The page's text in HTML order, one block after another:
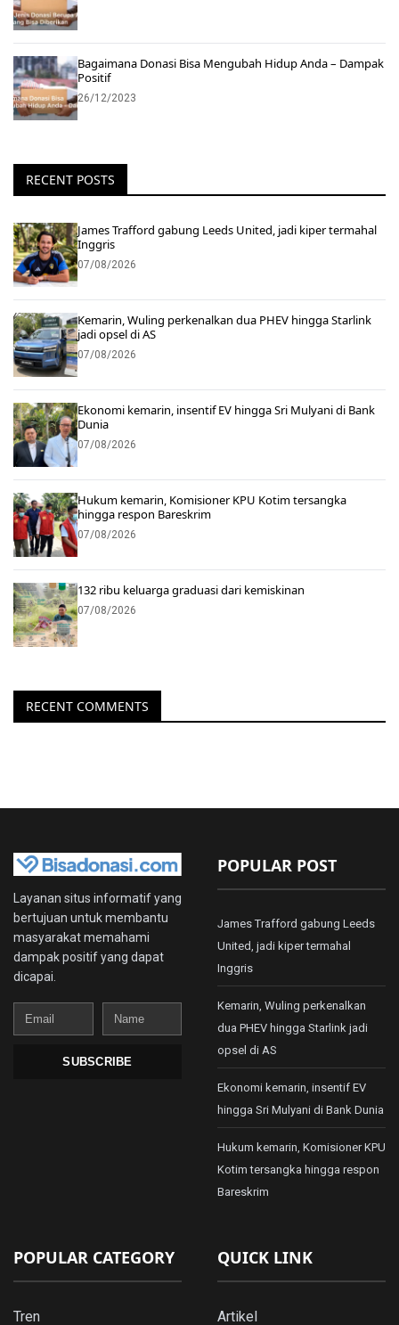
Bagaimana Donasi Bisa Mengubah Hidup Anda – Dampak
Positif
26/12/2023
RECENT POSTS
James Trafford gabung Leeds United, jadi kiper termahal
Inggris
07/08/2026
Kemarin, Wuling perkenalkan dua PHEV hingga Starlink
jadi opsel di AS
07/08/2026
Ekonomi kemarin, insentif EV hingga Sri Mulyani di Bank
Dunia
07/08/2026
Hukum kemarin, Komisioner KPU Kotim tersangka
hingga respon Bareskrim
07/08/2026
132 ribu keluarga graduasi dari kemiskinan
07/08/2026
RECENT COMMENTS
Layanan situs informatif yang
bertujuan untuk membantu
masyarakat memahami
dampak positif yang dapat
dicapai.
Email
Name
SUBSCRIBE
POPULAR POST
James Trafford gabung Leeds
United, jadi kiper termahal
Inggris
Kemarin, Wuling perkenalkan
dua PHEV hingga Starlink jadi
opsel di AS
Ekonomi kemarin, insentif EV
hingga Sri Mulyani di Bank Dunia
Hukum kemarin, Komisioner KPU
Kotim tersangka hingga respon
Bareskrim
POPULAR CATEGORY
Tren
QUICK LINK
Artikel